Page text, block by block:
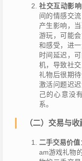
社交互动影响
间的情感交
产生影响，
游玩，可能
和感受，进
时间延迟，
机，导致社
礼物后很期
激活问题迟
己的心意没
系。
（二）交易与
二手交易价值
am游戏礼物